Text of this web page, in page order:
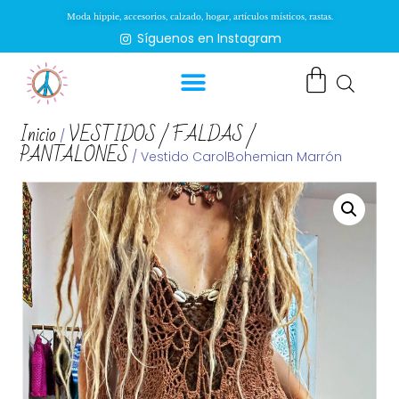
Moda hippie, accesorios, calzado, hogar, artículos místicos, rastas.
Síguenos en Instagram
Inicio / VESTIDOS / FALDAS /
PANTALONES / Vestido CarolBohemian Marrón